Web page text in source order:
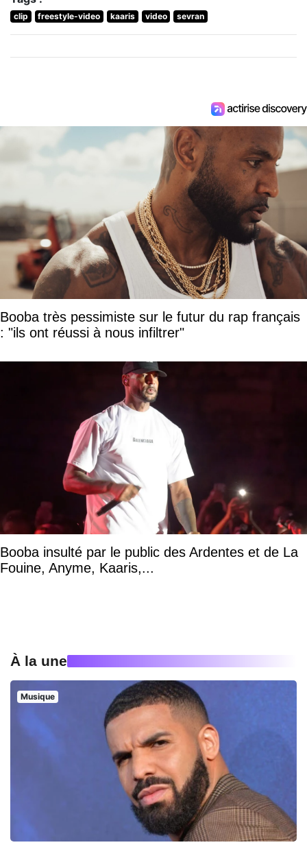
clip freestyle-video kaaris video sevran
Booba très pessimiste sur le futur du rap français
: "ils ont réussi à nous infiltrer"
Booba insulté par le public des Ardentes et de La
Fouine, Anyme, Kaaris,...
À la une
Musique